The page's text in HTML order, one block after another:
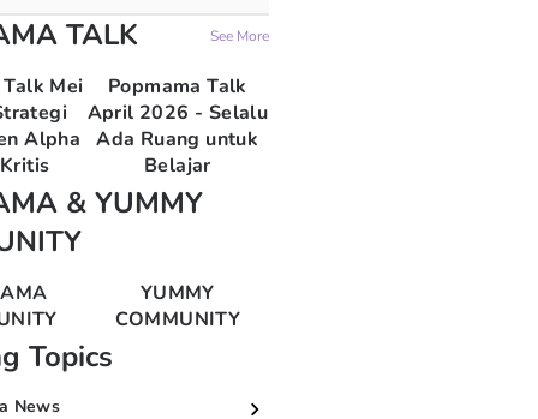
TALK See More
Mei
Alpha
Popmama Talk
April 2026 - Selalu
Ada Ruang untuk
Belajar
& YUMMY
YUMMY
COMMUNITY
Topics
News